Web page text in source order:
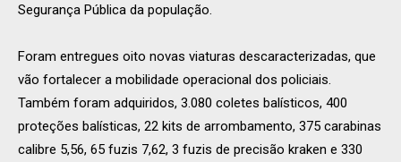
Segurança Pública da população.
Foram entregues oito novas viaturas descaracterizadas, que
vão fortalecer a mobilidade operacional dos policiais.
Também foram adquiridos, 3.080 coletes balísticos, 400
proteções balísticas, 22 kits de arrombamento, 375 carabinas
calibre 5,56, 65 fuzis 7,62, 3 fuzis de precisão kraken e 330